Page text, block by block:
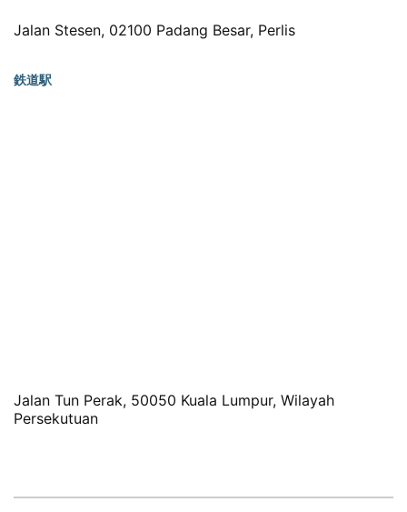
Jalan Stesen, 02100 Padang Besar, Perlis
鉄道駅
Jalan Tun Perak, 50050 Kuala Lumpur, Wilayah
Persekutuan